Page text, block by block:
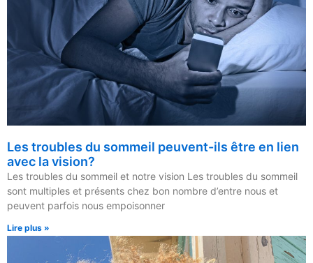
Les troubles du sommeil peuvent-ils être en lien
avec la vision?
Les troubles du sommeil et notre vision Les troubles du sommeil
sont multiples et présents chez bon nombre d’entre nous et
peuvent parfois nous empoisonner
Lire plus »